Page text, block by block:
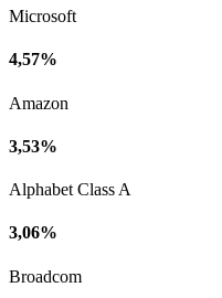
Microsoft
4,57%
Amazon
3,53%
Alphabet Class A
3,06%
Broadcom